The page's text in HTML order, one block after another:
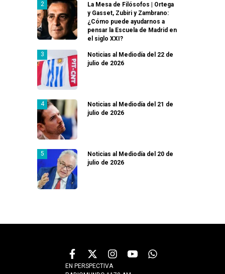
La Mesa de Filósofos | Ortega
y Gasset, Zubiri y Zambrano:
¿Cómo puede ayudarnos a
pensar la Escuela de Madrid en
el siglo XXI?
Noticias al Mediodía del 22 de
julio de 2026
Noticias al Mediodía del 21 de
julio de 2026
Noticias al Mediodía del 20 de
julio de 2026
EN PERSPECTIVA